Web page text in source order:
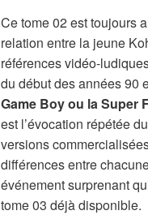
Ce tome 02 est toujours
relation entre la jeune
références vidéo-
du début des années 90
Game Boy ou la Super
est l’évocation répétée
versions
différences entre
événement surprenant
tome 03 déjà disponible.